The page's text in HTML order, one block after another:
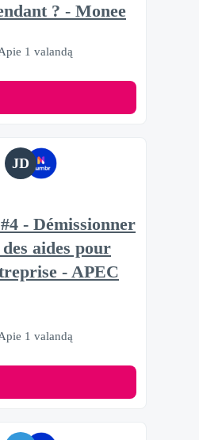
? - Monee
1 valandą
JD
- Démissionner
aides pour
- APEC
1 valandą